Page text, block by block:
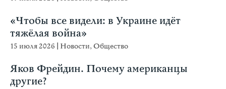
«Чтобы все видели: в Украине идёт
тяжёлая война»
15 июля 2026 Новости,Общество
Яков Фрейдин. Почему американцы
другие?